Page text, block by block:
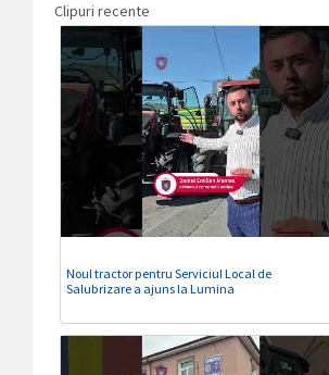
Clipuri recente
Noul tractor pentru Serviciul Local de
Salubrizare a ajuns la Lumina